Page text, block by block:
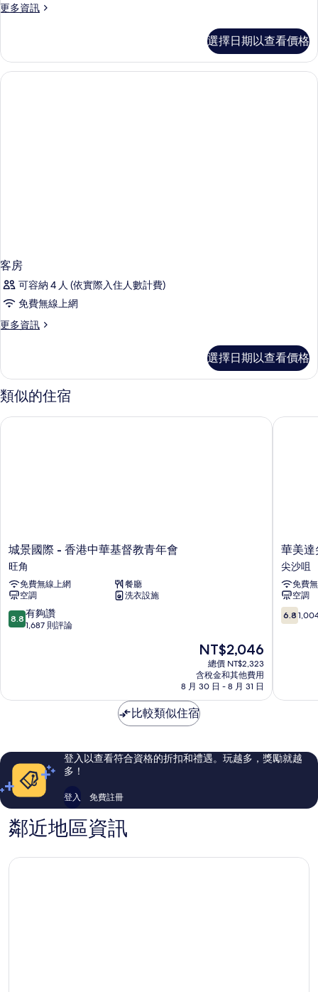
更多資訊
更
的
詳
情
選擇日期以查看價格
客房
可容納 4 人 (依實際入住人數計費)
免費無線上網
更多資訊
更
的
詳
情
選擇日期以查看價格
類似的住宿
城
景
國
際
-
香
港
青
角
城景國際 - 香港中華基督教青年會
旺角
免費無線上網
餐廳
空調
洗衣設施
8.8
分，
夠
評
論
8.8 有夠讚
1,687 則評論
現
價
格
為
NT$2,046
NT$2,046
總價 NT$2,323
含稅金和其他費用
8 月 30 日 - 8 月 31 日
城景國際 - 香港中華基督教青年會
華
美
達
尖
沙
咀
尖
華美達
尖沙咀
免費
空調
6.8
分，
評
6.8
華美達
比較類似住宿
登入以查看符合資格的折扣和禮遇。玩越多，獎勵就越
多！
登入 免費註冊
鄰近地區資訊